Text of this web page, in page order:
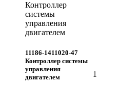
Контроллер
системы
управления
двигателем
11186-1411020-47
Контроллер системы
управления
двигателем
1